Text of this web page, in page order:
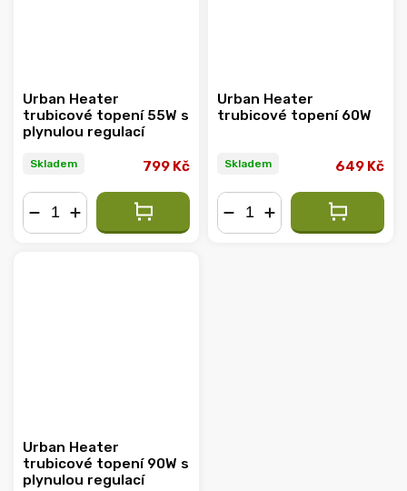
Urban Heater
trubicové topení 55W s
plynulou regulací
Skladem 799 Kč
Urban Heater
trubicové topení 60W
Skladem 649 Kč
Urban Heater
trubicové topení 90W s
plynulou regulací